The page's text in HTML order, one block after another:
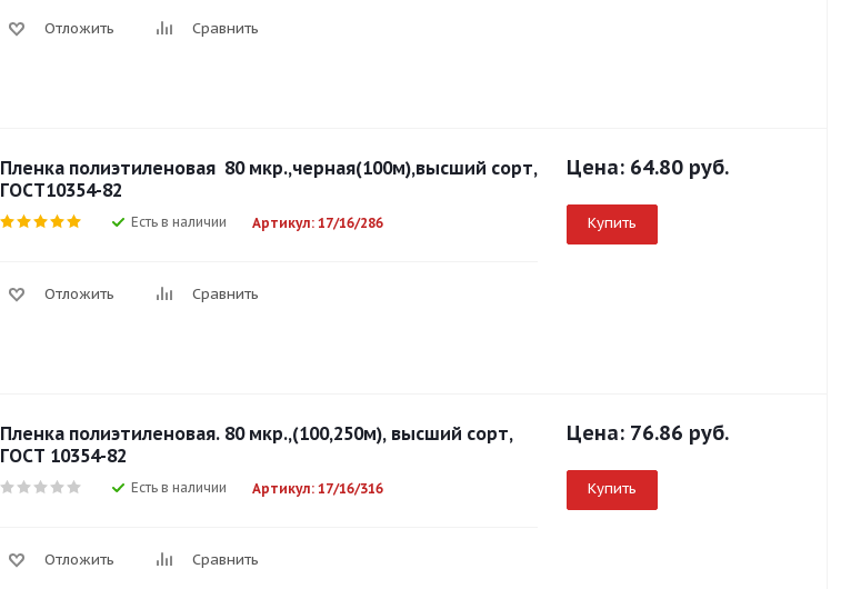
Отложить Сравнить
Пленка полиэтиленовая 80 мкр.,черная(100м),высший сорт,
ГОСТ10354-82
Есть в наличии Артикул: 17/16/286
Отложить Сравнить
Цена: 64.80 руб.
Купить
Пленка полиэтиленовая. 80 мкр.,(100,250м), высший сорт,
ГОСТ 10354-82
Есть в наличии Артикул: 17/16/316
Отложить Сравнить
Цена: 76.86 руб.
Купить